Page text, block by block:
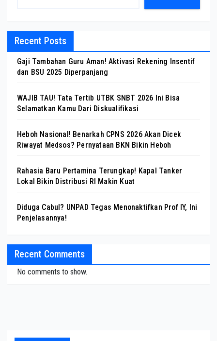
Recent Posts
Gaji Tambahan Guru Aman! Aktivasi Rekening Insentif
dan BSU 2025 Diperpanjang
WAJIB TAU! Tata Tertib UTBK SNBT 2026 Ini Bisa
Selamatkan Kamu Dari Diskualifikasi
Heboh Nasional! Benarkah CPNS 2026 Akan Dicek
Riwayat Medsos? Pernyataan BKN Bikin Heboh
Rahasia Baru Pertamina Terungkap! Kapal Tanker
Lokal Bikin Distribusi RI Makin Kuat
Diduga Cabul? UNPAD Tegas Menonaktifkan Prof IY, Ini
Penjelasannya!
Recent Comments
No comments to show.